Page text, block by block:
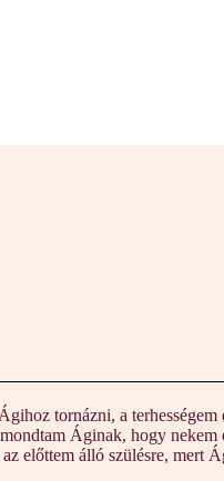
tornázni, a
Áginak, hogy nekem
előttem álló szülésre, mert